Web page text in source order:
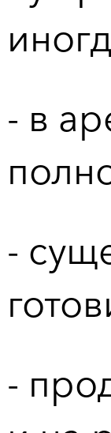
- в
-
-